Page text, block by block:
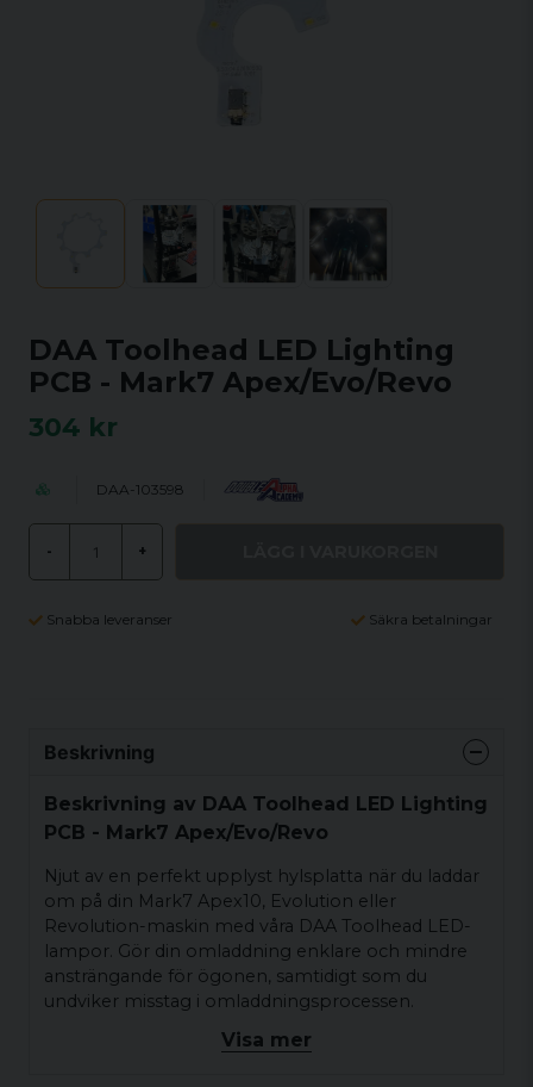
DAA Toolhead LED Lighting
PCB - Mark7 Apex/Evo/Revo
304 kr
DAA-103598
- +
Snabba leveranser Säkra betalningar
Beskrivning
Beskrivning av DAA Toolhead LED Lighting
PCB - Mark7 Apex/Evo/Revo
Njut av en perfekt upplyst hylsplatta när du laddar
om på din Mark7 Apex10, Evolution eller
Revolution-maskin med våra DAA Toolhead LED-
lampor. Gör din omladdning enklare och mindre
ansträngande för ögonen, samtidigt som du
undviker misstag i omladdningsprocessen.
DAA ToolHead LED-belysnings-PCB är tillverkad av
Visa mer